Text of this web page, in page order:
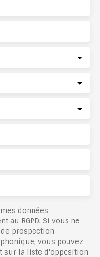
données
au RGPD. Si vous ne
prospection
vous pouvez
sur la liste d'opposition